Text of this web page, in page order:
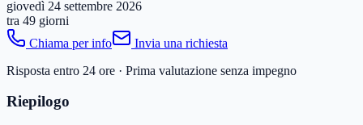
giovedì 24 settembre 2026
tra 49 giorni
Chiama per info
Invia una richiesta
Risposta entro 24 ore · Prima valutazione senza impegno
Riepilogo